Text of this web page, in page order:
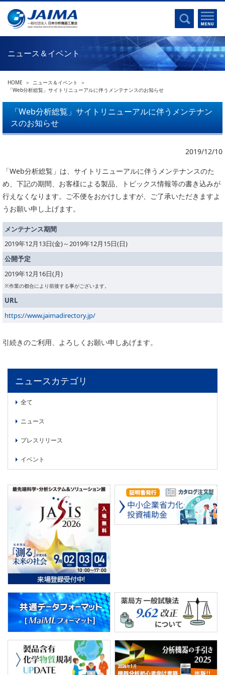
事業計画書
沿革
関連リンク
JAIMAの取り組み
主な活動
中小企業経営強化税制
製品含有化学物質規制 UPDATE
統計
刊行物のご案内
委員会活動
協力企業との適正取引の推進
分析用X線検査装置他PCB廃棄物処理について
会員会社
会員リスト
ニュース＆イベント
ニュース
はじめに
電磁波(光)
クロマトグラフ
質量分析
電子顕微鏡
熱分析
電気化学
磁気共鳴
機器分析が支える、豊かな暮らしと産業のフロンティア
総論・各種分析法
環境
ライフサイエンス
イメージング
ニュース＆イベント
HOME
ニュース＆イベント
「Web分析総覧」サイトリニューアルに伴うメンテナンスのお知らせ
「Web分析総覧」サイトリニューアルに伴うメンテナン
スのお知らせ
2019/12/10
「Web分析総覧」は、サイトリニューアルに伴うメンテナンスのた
め、下記の期間、お客様による製品、トピックス情報等の書き込みが
行えなくなります。ご不便をおかけしますが、ご了承いただきますよ
うお願い申し上げます。
メンテナンス期間
2019年12月13日(金)～2019年12月15日(日)
公開予定
2019年12月16日(月)
※作業の都合により前後する事がございます。
URL
https://www.jaimadirectory.jp/
引続きのご利用、よろしくお願い申しあげます。
ニュースカテゴリ
全て
ニュース
プレスリリース
イベント